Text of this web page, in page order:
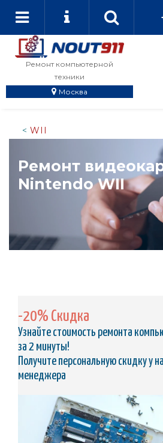
Ремонт компьютерной
техники
Москва
WII
Ремонт
Nintendo WII
-20% Скидка
Узнайте стоимость ремонта
за 2 минуты!
Получите персональную скидку у
менеджера